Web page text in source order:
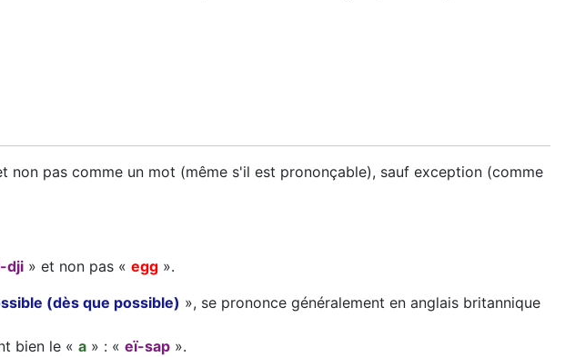
pas comme un mot (même s'il est prononçable), sauf exception (comme
dji » et non pas « egg ».
(dès que possible) », se prononce généralement en anglais britannique
bien le « a » : « eï-sap ».